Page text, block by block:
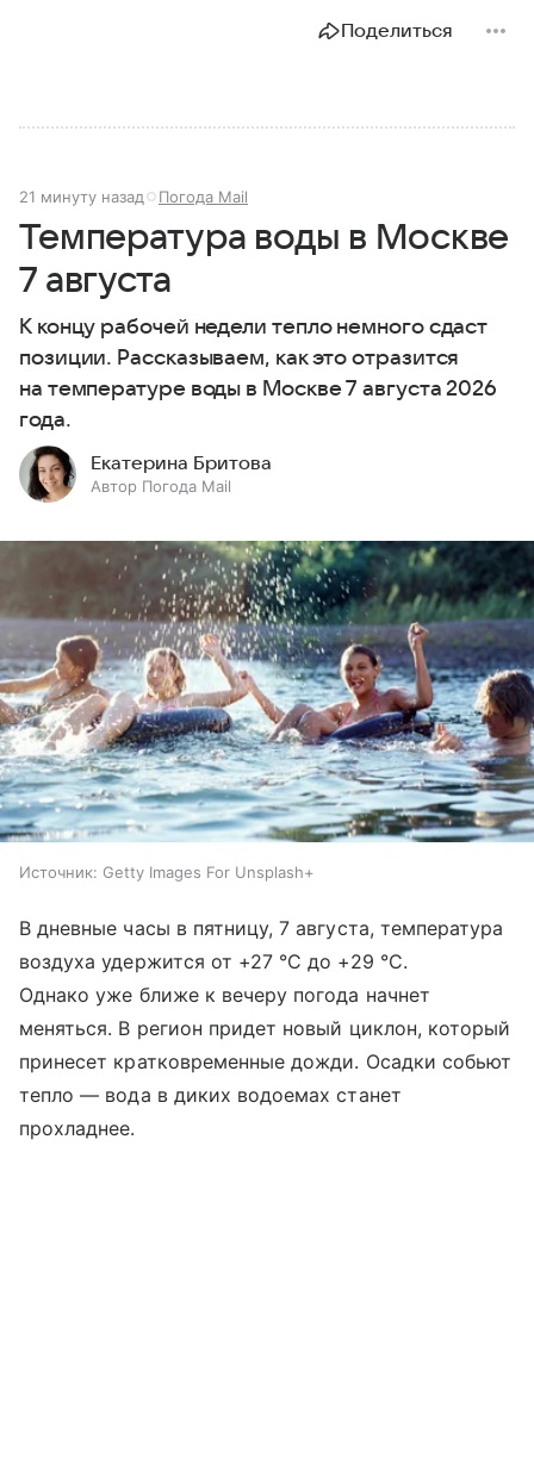
Поделиться
21 минуту назад Погода Mail
Температура воды в Москве
7 августа
К концу рабочей недели тепло немного сдаст
позиции. Рассказываем, как это отразится
на температуре воды в Москве 7 августа 2026
года.
Екатерина Бритова
Автор Погода Mail
Источник: Getty Images For Unsplash+
В дневные часы в пятницу, 7 августа, температура
воздуха удержится от +27 °C до +29 °C.
Однако уже ближе к вечеру погода начнет
меняться. В регион придет новый циклон, который
принесет кратковременные дожди. Осадки собьют
тепло — вода в диких водоемах станет
прохладнее.